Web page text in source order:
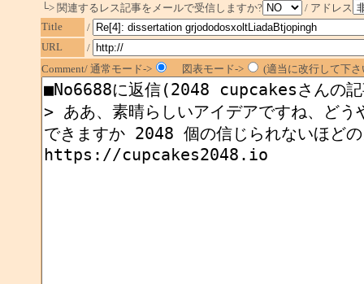
└> 関連するレス記事をメールで受信しますか?
/ アドレス
Title
/
URL
/
Comment/ 通常モード->
図表モード-> (適当に改行して下